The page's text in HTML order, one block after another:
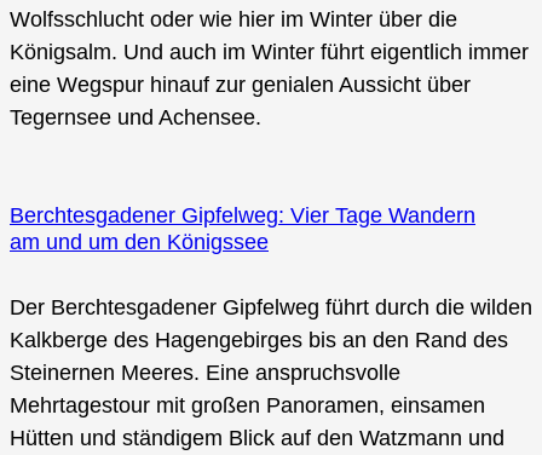
Wolfsschlucht oder wie hier im Winter über die
Königsalm. Und auch im Winter führt eigentlich immer
eine Wegspur hinauf zur genialen Aussicht über
Tegernsee und Achensee.
Berchtesgadener Gipfelweg: Vier Tage Wandern
am und um den Königssee
Der Berchtesgadener Gipfelweg führt durch die wilden
Kalkberge des Hagengebirges bis an den Rand des
Steinernen Meeres. Eine anspruchsvolle
Mehrtagestour mit großen Panoramen, einsamen
Hütten und ständigem Blick auf den Watzmann und